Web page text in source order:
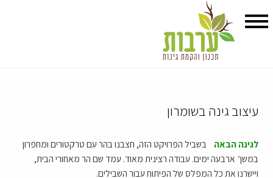
עיצוב גינה בשומרון
לגינה הבאה בשביל הפרויקט הזה, חצבנו בהר עם טרקטורים ומחפרון
במשך ארבעה ימים. עבודה רצינית מאוד. עמד שם הר מאחורי הבית,
ויישרנו את כל המפלס של הפיתוח עבור השבילים.